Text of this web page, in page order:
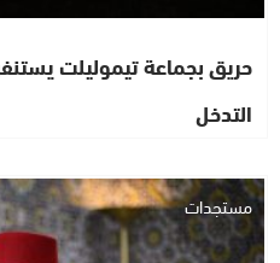
حريق بجماعة تيموليلت
التدخل
مستجدات